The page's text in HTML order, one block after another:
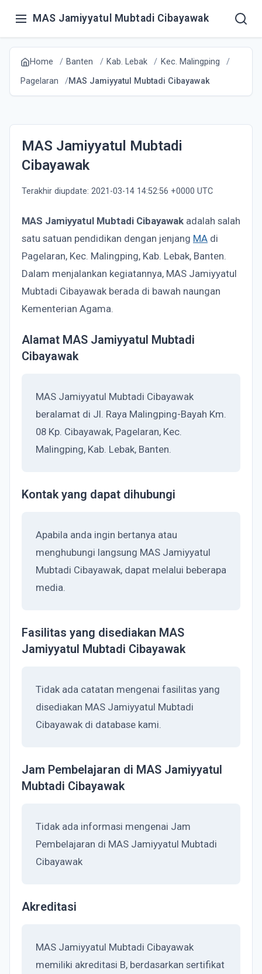
MAS Jamiyyatul Mubtadi Cibayawak
Home Banten Kab. Lebak
Kec. Malingping
Pagelaran
MAS Jamiyyatul Mubtadi Cibayawak
MAS Jamiyyatul Mubtadi
Cibayawak
Terakhir diupdate: 2021-03-14 14:52:56 +0000 UTC
MAS Jamiyyatul Mubtadi Cibayawak adalah salah
satu satuan pendidikan dengan jenjang MA di
Pagelaran, Kec. Malingping, Kab. Lebak, Banten.
Dalam menjalankan kegiatannya, MAS Jamiyyatul
Mubtadi Cibayawak berada di bawah naungan
Kementerian Agama.
Alamat MAS Jamiyyatul Mubtadi
Cibayawak
MAS Jamiyyatul Mubtadi Cibayawak
beralamat di Jl. Raya Malingping-Bayah Km.
08 Kp. Cibayawak, Pagelaran, Kec.
Malingping, Kab. Lebak, Banten.
Kontak yang dapat dihubungi
Apabila anda ingin bertanya atau
menghubungi langsung MAS Jamiyyatul
Mubtadi Cibayawak, dapat melalui beberapa
media.
Fasilitas yang disediakan MAS
Jamiyyatul Mubtadi Cibayawak
Tidak ada catatan mengenai fasilitas yang
disediakan MAS Jamiyyatul Mubtadi
Cibayawak di database kami.
Jam Pembelajaran di MAS Jamiyyatul
Mubtadi Cibayawak
Tidak ada informasi mengenai Jam
Pembelajaran di MAS Jamiyyatul Mubtadi
Cibayawak
Akreditasi
MAS Jamiyyatul Mubtadi Cibayawak
memiliki akreditasi B, berdasarkan sertifikat